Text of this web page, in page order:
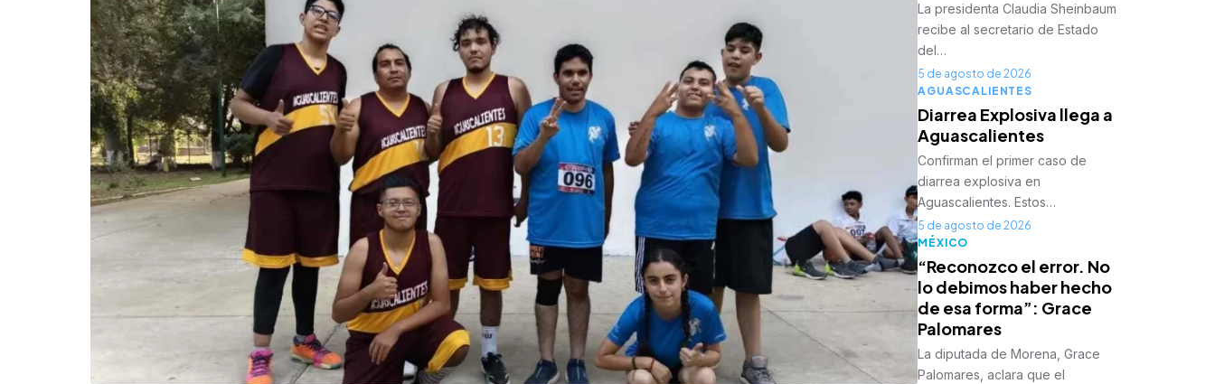
La presidenta Claudia Sheinbaum
recibe al secretario de Estado
del…
5 de agosto de 2026
AGUASCALIENTES
Diarrea Explosiva llega a
Aguascalientes
Confirman el primer caso de
diarrea explosiva en
Aguascalientes. Estos…
5 de agosto de 2026
MÉXICO
“Reconozco el error. No
lo debimos haber hecho
de esa forma”: Grace
Palomares
La diputada de Morena, Grace
Palomares, aclara que el